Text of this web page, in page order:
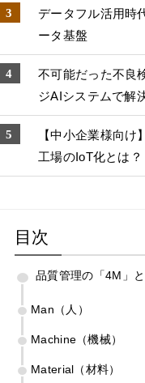
データフル活用時
ータ基盤
不可能だった不良
ジAIシステムで解
【中小企業様向け
工場のIoT化とは？
目次
品質管理の「4M」
Man（人）
Machine（機械）
Material（材料）